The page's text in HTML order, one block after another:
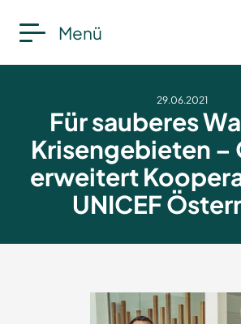
Menü
29.06.2021
Für sauberes
Krisengebieten –
erweitert
UNICEF